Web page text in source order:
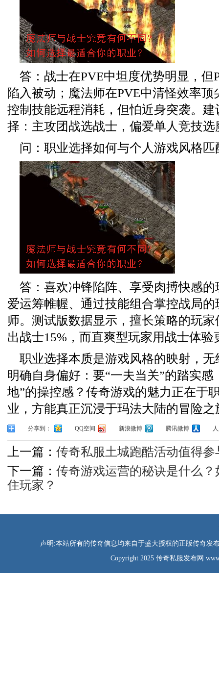
答：战士在PVE中坦度优势明显，但
陷入被动；魔法师在PVE中清怪效率顶
控制技能远程消耗，但怕近身突袭。
择：主攻团战选战士，偏爱单人竞技选
问：职业选择如何与个人游戏风格匹
答：喜欢冲锋陷阵、享受肉搏快感
爱运筹帷幄、通过技能组合掌控战局
师。测试版数据显示，擅长策略的玩
出战士15%，而直爽型玩家用战士体验
职业选择本质是游戏风格的映射，
明确自身偏好：要“一夫当关”的踏实感
地”的操控感？传奇游戏的魅力正在于
业，方能真正沉浸于玛法大陆的冒险之
分享到： QQ空间 新浪微博 腾讯微博
上一篇： 传奇私服土城跑酷活动值得参
下一篇： 传奇游戏运营的秘诀是什么
住玩家？
声明:本站所有的传奇信息均来自于盛大授权的正版传奇发
Copyright 2025 传奇私服发布网